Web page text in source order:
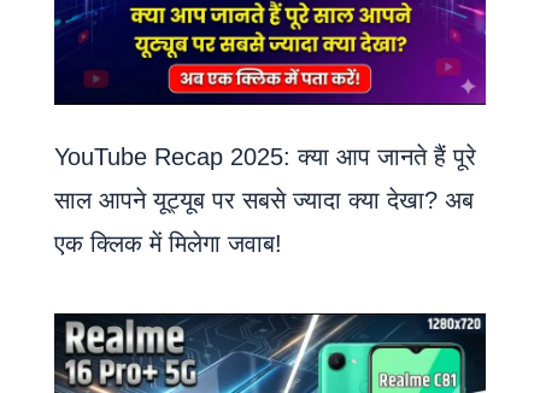
YouTube Recap 2025: क्या आप जानते हैं पूरे
साल आपने यूट्यूब पर सबसे ज्यादा क्या देखा? अब
एक क्लिक में मिलेगा जवाब!